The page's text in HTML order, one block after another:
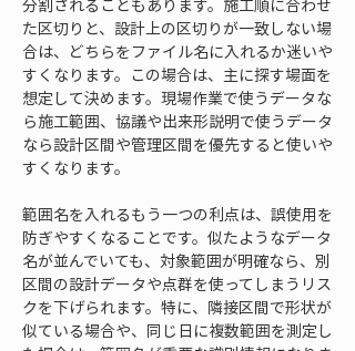
分割されることもあります。施工順に合わせ
た区切りと、設計上の区切りが一致しない場
合は、どちらをファイル名に入れるか迷いや
すくなります。この場合は、主に探す場面を
想定して決めます。現場作業で使うデータな
ら施工範囲、協議や出来形説明で使うデータ
なら設計区間や管理区間を優先すると使いや
すくなります。
範囲名を入れるもう一つの利点は、誤使用を
防ぎやすくなることです。似たようなデータ
名が並んでいても、対象範囲が明確なら、別
区間の設計データや点群を使ってしまうリス
クを下げられます。特に、隣接区間で形状が
似ている場合や、同じ日に複数範囲を測定し